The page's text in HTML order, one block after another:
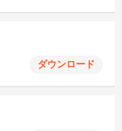
ダウンロード